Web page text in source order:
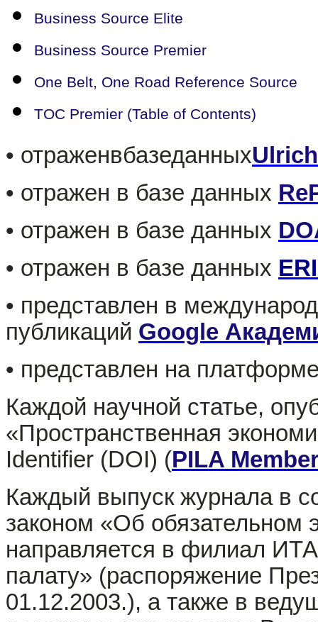
Business Source Elite
Business Source Premier
One Belt, One Road Reference Source
TOC Premier (Table of Contents)
• отраженвбазеданныхUlrich
• отражен в базе данных
• отражен в базе данных
• отражен в базе данных
• представлен в
публикаций Google
• представлен на
Каждой научной статье,
«Пространственная
Identifier (DOI) (PILA
Каждый выпуск журнала в
законом «Об обязательном
направляется в филиал
палату» (распоряжение
01.12.2003.), а также в